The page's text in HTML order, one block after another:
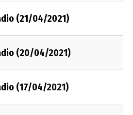
(21/04/2021)
(20/04/2021)
(17/04/2021)